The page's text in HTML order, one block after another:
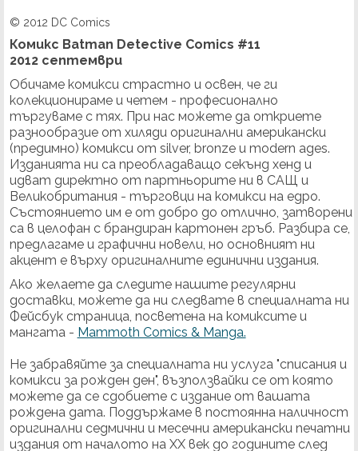
© 2012 DC Comics
Комикс Batman Detective Comics #11
2012 септември
Обичаме комикси страстно и освен, че ги
колекционираме и четем - професионално
търгуваме с тях. При нас можете да откриете
разнообразие от хиляди оригинални американски
(предимно) комикси от silver, bronze и modern ages.
Изданията ни са преобладаващо секънд хенд и
идват директно от партньорите ни в САЩ и
Великобритания - търговци на комикси на едро.
Състоянието им е от добро до отлично, затворени
са в целофан с брандиран картонен гръб. Разбира се,
предлагаме и графични новели, но основният ни
акцент е върху оригиналните единични издания.
Ако желаете да следите нашите регулярни
доставки, можете да ни следвате в специалната ни
Фейсбук страница, посветена на комиксите и
мангата - Mammoth Comics & Manga.
Не забравяйте за специалната ни услуга "списания и
комикси за рожден ден", възползвайки се от която
можете да се сдобиете с издание от вашата
рождена дата. Поддържаме в постоянна наличност
оригинални седмични и месечни американски печатни
издания от началото на ХХ век до годините след